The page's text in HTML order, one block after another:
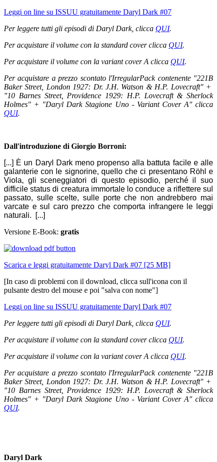
Leggi on line su ISSUU gratuitamente Daryl Dark #07
Per leggere tutti gli episodi di Daryl Dark, clicca QUI.
Per acquistare il volume con la standard cover clicca QUI.
Per acquistare il volume con la variant cover A clicca QUI.
Per acquistare a prezzo scontato l'IrregularPack contenente "221B
Baker Street, London 1927: Dr. J.H. Watson & H.P. Lovecraft" +
"10 Barnes Street, Providence 1929: H.P. Lovecraft & Sherlock
Holmes" + "Daryl Dark Stagione Uno - Variant Cover A" clicca
QUI.
Dall'introduzione di Giorgio Borroni:
[...] È un Daryl Dark meno propenso alla battuta facile e alle
galanterie con le signorine, quello che ci presentano Röhl e
Viola, gli sceneggiatori di questo episodio, perché il suo
difficile status di creatura immortale lo conduce a riflettere sul
passato, sulle scelte, sulle porte che non andrebbero mai
varcate e sul caro prezzo che comporta infrangere le leggi
naturali.
[...]
Versione E-Book: gratis
Scarica e leggi gratuitamente Daryl Dark #07 [25 MB]
[In caso di problemi con il download, clicca sull'icona con il
pulsante destro del mouse e poi "salva con nome"]
Leggi on line su ISSUU gratuitamente Daryl Dark #07
Per leggere tutti gli episodi di Daryl Dark, clicca QUI.
Per acquistare il volume con la standard cover clicca QUI.
Per acquistare il volume con la variant cover A clicca QUI.
Per acquistare a prezzo scontato l'IrregularPack contenente "221B
Baker Street, London 1927: Dr. J.H. Watson & H.P. Lovecraft" +
"10 Barnes Street, Providence 1929: H.P. Lovecraft & Sherlock
Holmes" + "Daryl Dark Stagione Uno - Variant Cover A" clicca
QUI.
Daryl Dark